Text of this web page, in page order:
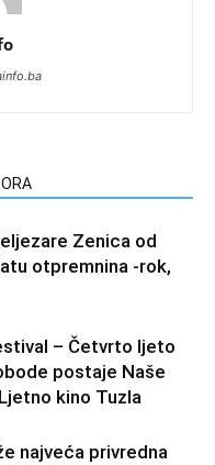
Zenica od
otpremnina -rok,
– Četvrto ljeto
postaje Naše
kino Tuzla
najveća privredna